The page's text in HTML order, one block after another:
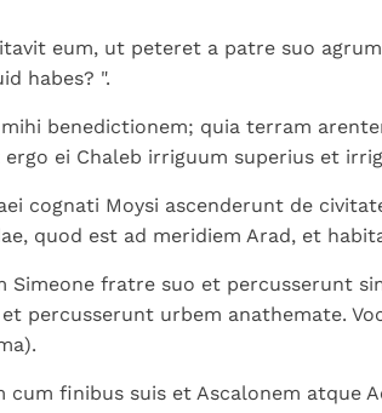
eum, ut peteret a patre suo
habes? ".
benedictionem; quia terram
ergo ei Chaleb irriguum superius et
cognati Moysi ascenderunt de
quod est ad meridiem Arad, et
Simeone fratre suo et percusserunt
percusserunt urbem anathemate.
cum finibus suis et Ascalonem atque